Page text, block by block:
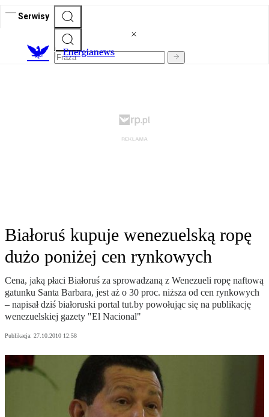
Serwisy
Energianews
Białoruś kupuje wenezuelską ropę
dużo poniżej cen rynkowych
Cena, jaką płaci Białoruś za sprowadzaną z Wenezueli ropę naftową
gatunku Santa Barbara, jest aż o 30 proc. niższa od cen rynkowych
– napisał dziś białoruski portal tut.by powołując się na publikację
wenezuelskiej gazety "El Nacional"
Publikacja: 27.10.2010 12:58